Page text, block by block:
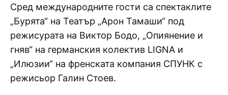
Сред международните гости са спектаклите
„Бурята“ на Театър „Арон Тамаши“ под
режисурата на Виктор Бодо, „Опиянение и
гняв“ на германския колектив LIGNA и
„Илюзии“ на френската компания СПУНК с
режисьор Галин Стоев.